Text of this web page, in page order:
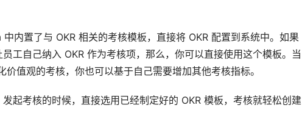
内置了与 OKR 相关的考核模板，直接将 OKR 配置到系统中。如果
工自己纳入 OKR 作为考核项，那么，你可以直接使用这个模板。当
值观的考核，你也可以基于自己需要增加其他考核指标。
起考核的时候，直接选用已经制定好的 OKR 模板，考核就轻松创建